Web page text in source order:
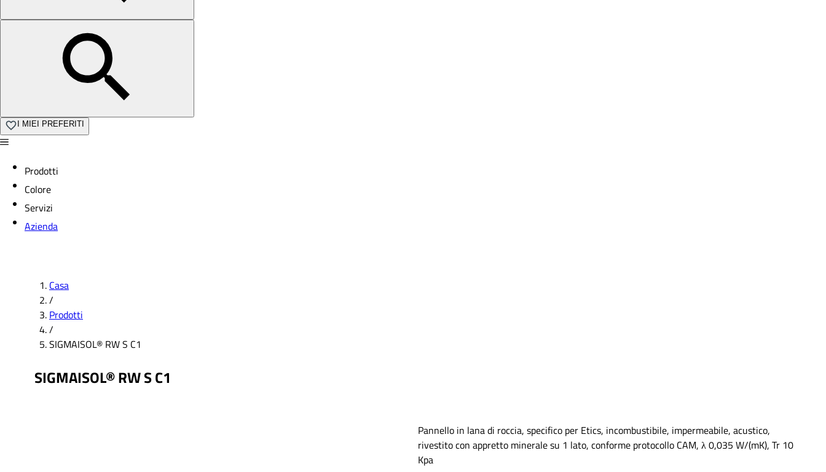
I MIEI PREFERITI
Prodotti
Colore
Servizi
Azienda
Casa
/
Prodotti
/
SIGMAISOL® RW S C1
SIGMAISOL® RW S C1
Pannello in lana di roccia, specifico per Etics, incombustibile, impermeabile, acustico,
rivestito con appretto minerale su 1 lato, conforme protocollo CAM, λ 0,035 W/(mK), Tr 10
Kpa